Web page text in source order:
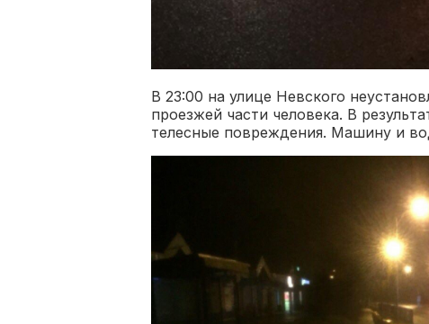
В 23:00 на улице Невского
проезжей части человека. В
телесные повреждения. Машину и